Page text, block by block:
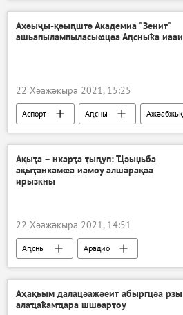
Ахәыҷы-қәыԥштә Академиа "Зенит"
ашьапылампыласыҩцәа Аԥсныҟа
22 Хәажәкыра 2021, 15:25
Аспорт Аԥсны
Ақыҭа – нхарҭа ҭыԥуп: Ҵәыџьба
ақыҭанхамҩа иамоу алшарақәа
ирызкны
22 Хәажәкыра 2021, 14:51
Аԥсны Арадио
Аҳақьым далацәажәеит абыргцәа рзы
алаҵаҟамҵара шшәарҭоу